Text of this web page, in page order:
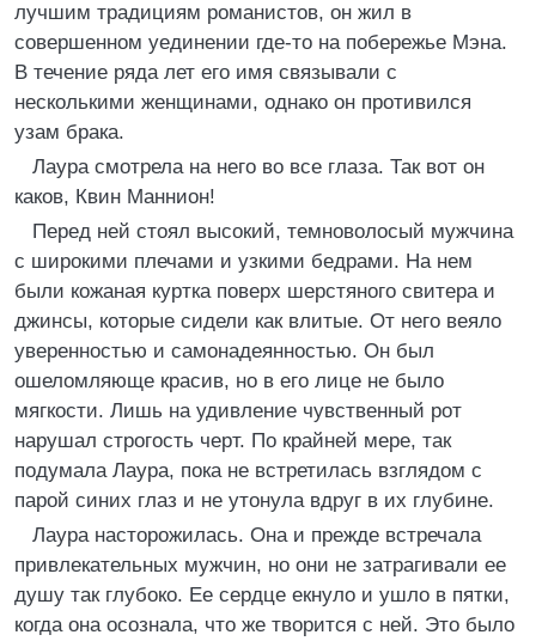
лучшим традициям романистов, он жил в
совершенном уединении где-то на побережье Мэна.
В течение ряда лет его имя связывали с
несколькими женщинами, однако он противился
узам брака.
Лаура смотрела на него во все глаза. Так вот он
каков, Квин Маннион!
Перед ней стоял высокий, темноволосый мужчина
с широкими плечами и узкими бедрами. На нем
были кожаная куртка поверх шерстяного свитера и
джинсы, которые сидели как влитые. От него веяло
уверенностью и самонадеянностью. Он был
ошеломляюще красив, но в его лице не было
мягкости. Лишь на удивление чувственный рот
нарушал строгость черт. По крайней мере, так
подумала Лаура, пока не встретилась взглядом с
парой синих глаз и не утонула вдруг в их глубине.
Лаура насторожилась. Она и прежде встречала
привлекательных мужчин, но они не затрагивали ее
душу так глубоко. Ее сердце екнуло и ушло в пятки,
когда она осознала, что же творится с ней. Это было